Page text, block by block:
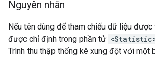
Nguyên nhân
Nếu tên dùng để tham chiếu dữ liệu
được chỉ định trong phần tử
Trình thu thập thống kê xung đột với một